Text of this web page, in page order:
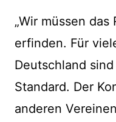
„Wir müssen das
erfinden. Für
Deutschland
Standard. Der
anderen